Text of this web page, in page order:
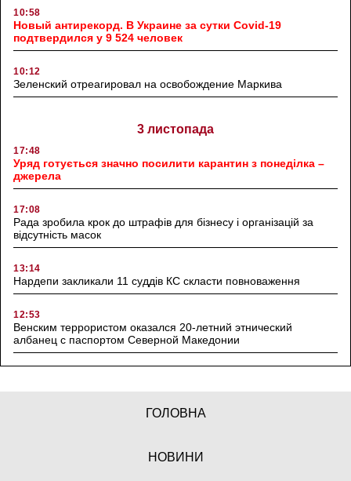
10:58
Новый антирекорд. В Украине за сутки Covid-19
подтвердился у 9 524 человек
10:12
Зеленский отреагировал на освобождение Маркива
3 листопада
17:48
Уряд готується значно посилити карантин з понеділка –
джерела
17:08
Рада зробила крок до штрафів для бізнесу і організацій за
відсутність масок
13:14
Нардепи закликали 11 суддів КС скласти повноваження
12:53
Венским террористом оказался 20-летний этнический
албанец с паспортом Северной Македонии
ГОЛОВНА
НОВИНИ